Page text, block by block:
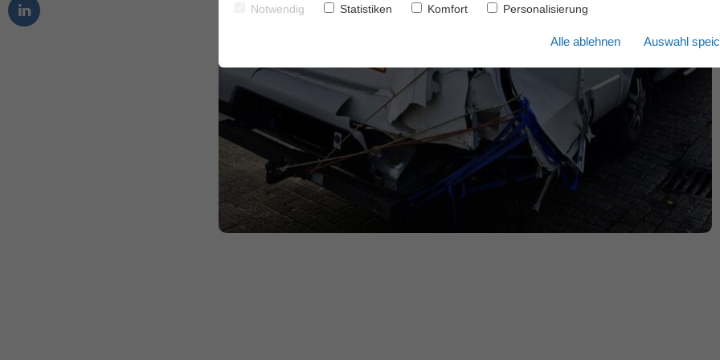
Notwendig Statistiken Komfort Personalisierung
Alle ablehnen Auswahl